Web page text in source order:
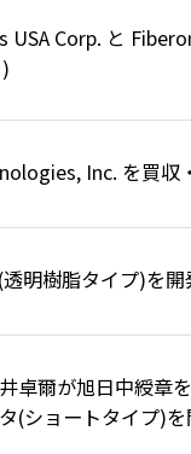
Corp. と
)
Inc. を買収
明樹脂タイプ)を
卓爾が旭日中綬章
(ショートタイプ)